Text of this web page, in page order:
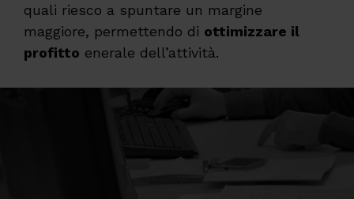
quali riesco a spuntare un margine
maggiore, permettendo di ottimizzare il
profitto enerale dell’attività.